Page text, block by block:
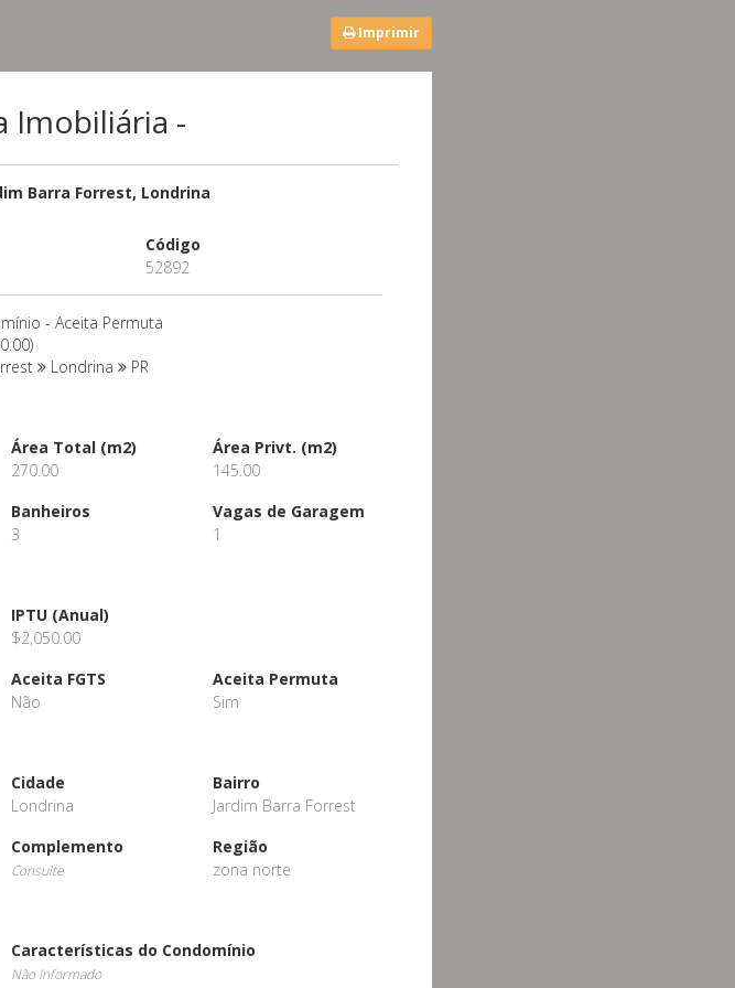
Imprimir
Imobiliária -
Barra Forrest, Londrina
Código
52892
- Aceita Permuta
Londrina
PR
Área Total (m2)
270.00
Área Privt. (m2)
145.00
Banheiros
3
Vagas de Garagem
1
IPTU (Anual)
$2,050.00
Aceita FGTS
Não
Aceita Permuta
Sim
Cidade
Londrina
Bairro
Jardim Barra Forrest
Complemento
Consulte
Região
zona norte
Características do Condomínio
Não Informado